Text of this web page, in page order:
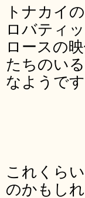
トナカイ
ロバティ
ロースの
たちのい
なようです
これくら
のかもし